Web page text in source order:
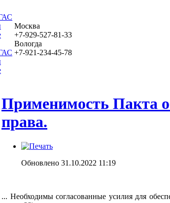
Москва
+7-929-527-81-33
Вологда
+7-921-234-45-78
Применимость Пакта
права.
Обновлено 31.10.2022 11:19
... Необходимы согласованные усилия для